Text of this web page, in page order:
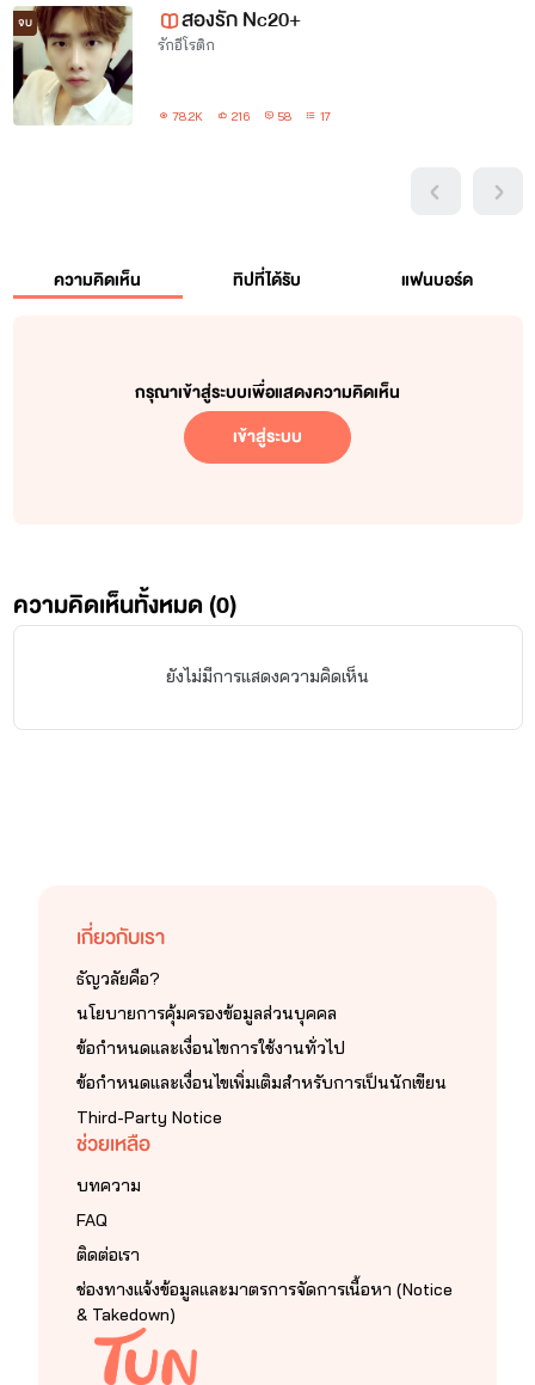
จบ สองรัก Nc20+
รักอีโรติก
78.2K 216 58 17
ความคิดเห็น ทิปที่ได้รับ แฟนบอร์ด
กรุณาเข้าสู่ระบบเพื่อแสดงความคิดเห็น
เข้าสู่ระบบ
ความคิดเห็นทั้งหมด (0)
ยังไม่มีการแสดงความคิดเห็น
เกี่ยวกับเรา
ธัญวลัยคือ?
นโยบายการคุ้มครองข้อมูลส่วนบุคคล
ข้อกำหนดและเงื่อนไขการใช้งานทั่วไป
ข้อกำหนดและเงื่อนไขเพิ่มเติมสำหรับการเป็นนักเขียน
Third-Party Notice
ช่วยเหลือ
บทความ
FAQ
ติดต่อเรา
ช่องทางแจ้งข้อมูลและมาตรการจัดการเนื้อหา (Notice
& Takedown)